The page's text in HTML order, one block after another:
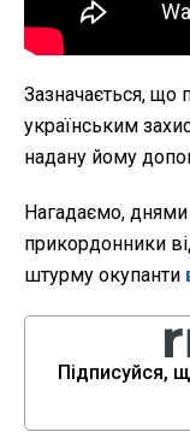
Зазначається, що
українським
надану йому
Нагадаємо,
прикордонники
штурму окупанти
Підписуйся,